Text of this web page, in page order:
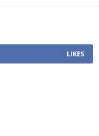
LIKES